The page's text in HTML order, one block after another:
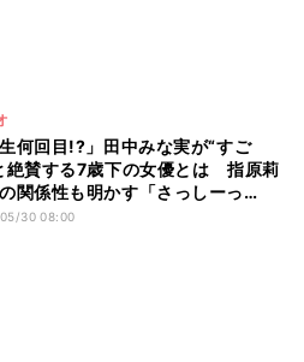
生何回目!?」田中みな実が“すご
絶賛する7歳下の女優とは 指原莉
関係性も明かす「さっしーっ
30 08:00